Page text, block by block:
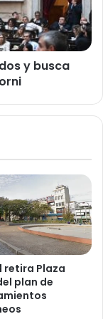
y busca
retira Plaza
plan de